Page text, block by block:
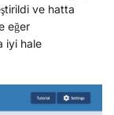
ve hatta
eğer
iyi hale